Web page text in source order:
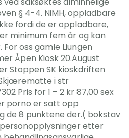
§ 4-4. NiMH, oppladbare
fordi de er oppladbare,
minimum fem år og kan
oss gamle Liungen
Åpen Kiosk 20.August
Stoppen SK kioskdriften
i str
Pris for 1 – 2 kr 87,00 sex
porno er satt opp
de 8 punktene der.( bokstav
etter